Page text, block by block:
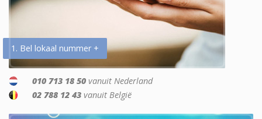
1. Bel lokaal nummer +
010 713 18 50 vanuit Nederland
02 788 12 43 vanuit België